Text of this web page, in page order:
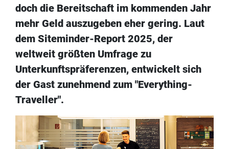
doch die Bereitschaft im kommenden Jahr
mehr Geld auszugeben eher gering. Laut
dem Siteminder-Report 2025, der
weltweit größten Umfrage zu
Unterkunftspräferenzen, entwickelt sich
der Gast zunehmend zum "Everything-
Traveller".